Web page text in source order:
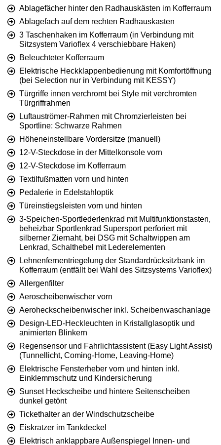
Ablagefächer hinter den Radhauskästen im Kofferraum
Ablagefach auf dem rechten Radhauskasten
3 Taschenhaken im Kofferraum (in Verbindung mit
Sitzsystem Varioflex 4 verschiebbare Haken)
Beleuchteter Kofferraum
Elektrische Heckklappenbedienung mit Komfortöffnung
(bei Selection nur in Verbindung mit KESSY)
Türgriffe innen verchromt bei Style mit verchromten
Türgriffrahmen
Luftauströmer-Rahmen mit Chromzierleisten bei
Sportline: Schwarze Rahmen
Höheneinstellbare Vordersitze (manuell)
12-V-Steckdose in der Mittelkonsole vorn
12-V-Steckdose im Kofferraum
Textilfußmatten vorn und hinten
Pedalerie in Edelstahloptik
Türeinstiegsleisten vorn und hinten
3-Speichen-Sportlederlenkrad mit Multifunktionstasten,
beheizbar Sportlenkrad Supersport perforiert mit
silberner Ziernaht, bei DSG mit Schaltwippen am
Lenkrad, Schalthebel mit Lederelementen
Lehnenfernentriegelung der Standardrücksitzbank im
Kofferraum (entfällt bei Wahl des Sitzsystems Varioflex)
Allergenfilter
Aeroscheibenwischer vorn
Aeroheckscheibenwischer inkl. Scheibenwaschanlage
Design-LED-Heckleuchten in Kristallglasoptik und
animierten Blinkern
Regensensor und Fahrlichtassistent (Easy Light Assist)
(Tunnellicht, Coming-Home, Leaving-Home)
Elektrische Fensterheber vorn und hinten inkl.
Einklemmschutz und Kindersicherung
Sunset Heckscheibe und hintere Seitenscheiben
dunkel getönt
Tickethalter an der Windschutzscheibe
Eiskratzer im Tankdeckel
Elektrisch anklappbare Außenspiegel Innen- und